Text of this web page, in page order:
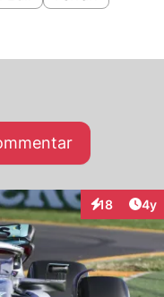
18 4y